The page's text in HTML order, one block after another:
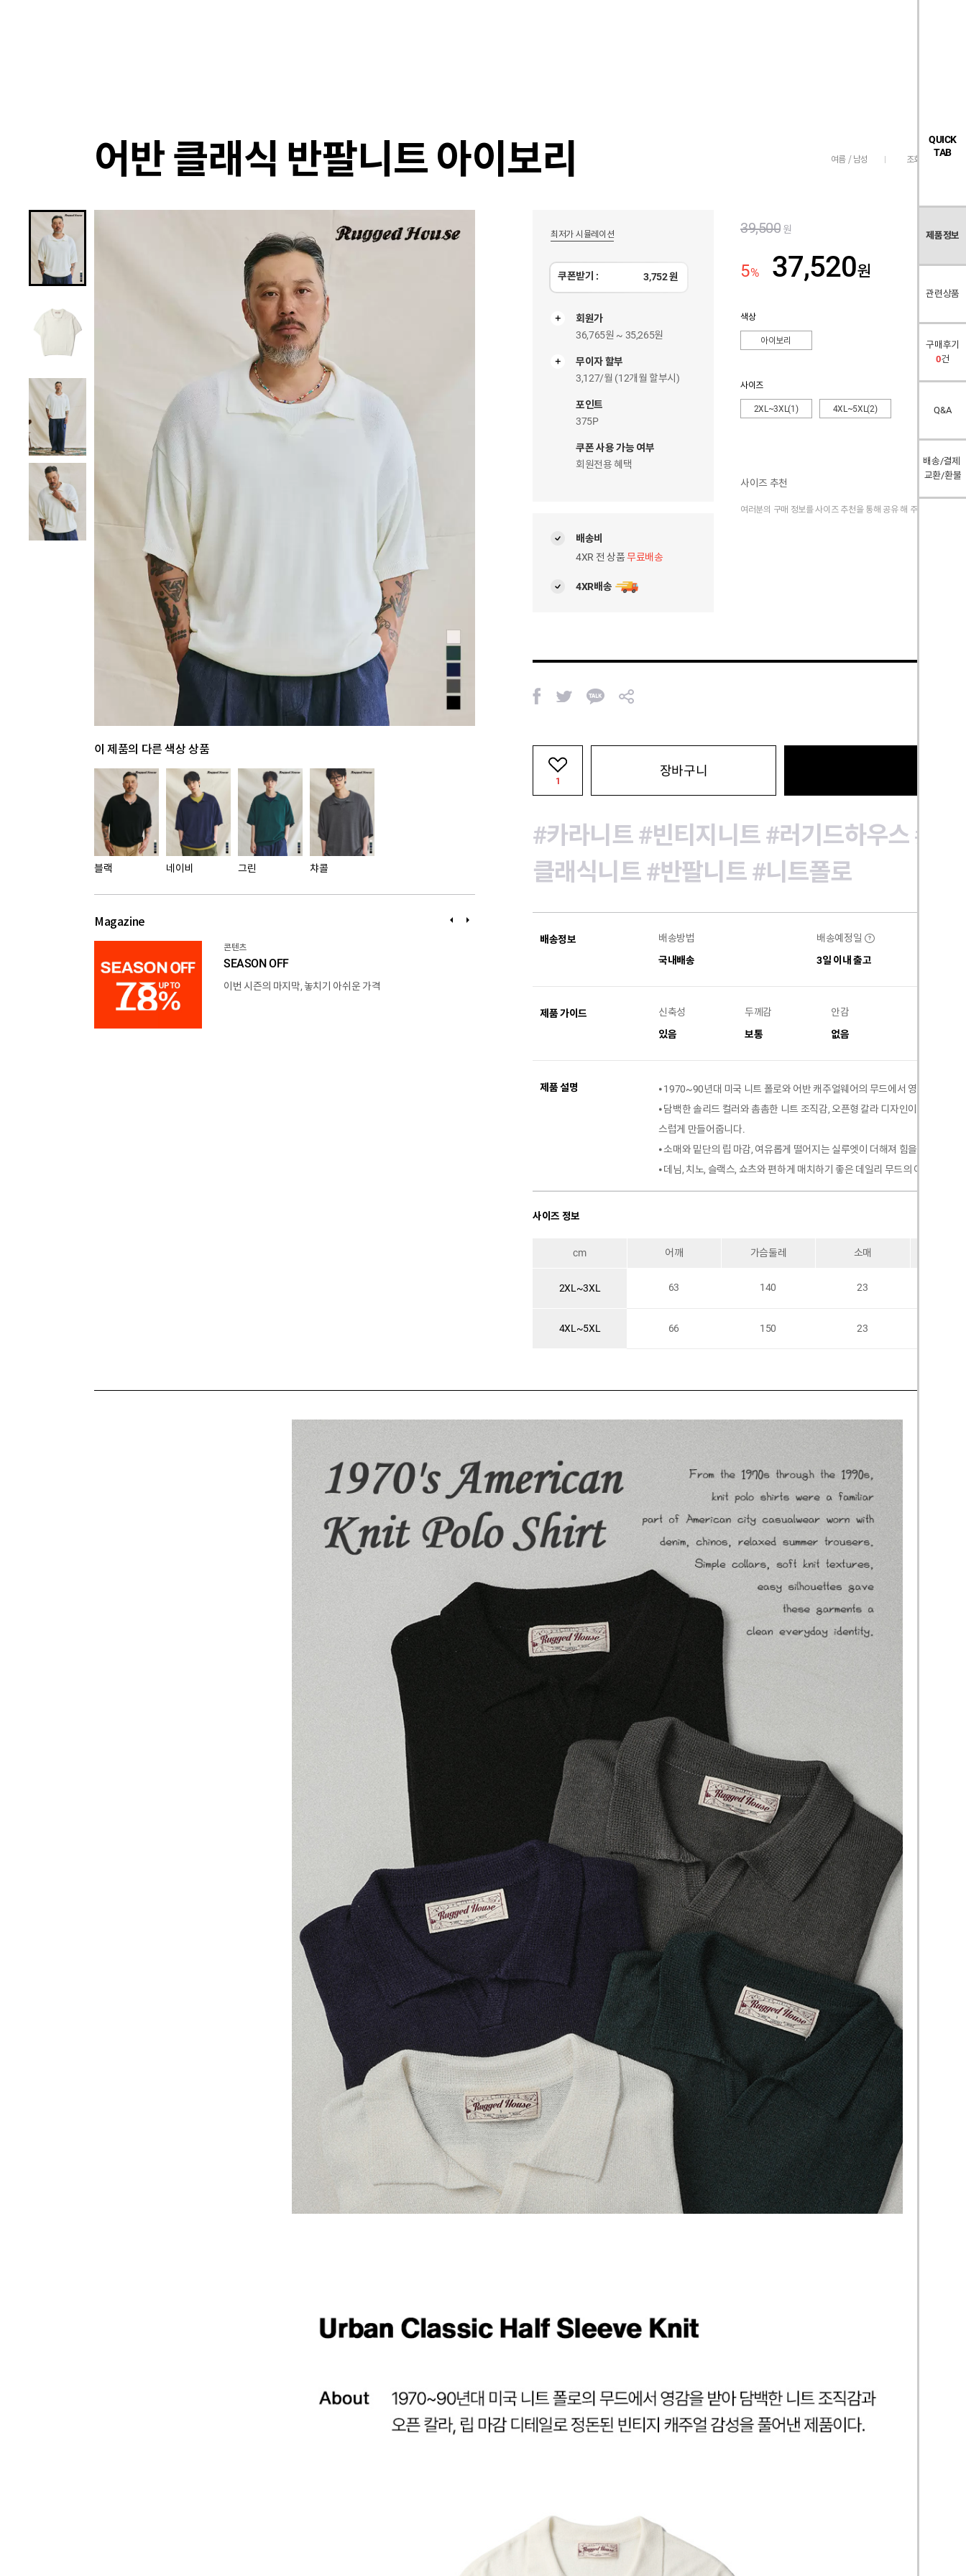
QUICK
TAB
제품정보
관련상품
구매후기
0건
Q&A
배송/결제
교환/환불
어반 클래식 반팔니트 아이보리 여름 / 남성 조회수 526
이 제품의 다른 색상 상품
블랙 네이비 그린 챠콜
Magazine
콘텐츠
SEASON OFF
이번 시즌의 마지막, 놓치기 아쉬운 가격
이
다
최저가 시뮬레이션
쿠폰받기 : 3,752원
회원가
36,765원 ~ 35,265원
무
무이자 할부
3,127/월 (12개월 할부시)
포인트
375P
쿠폰 사용 가능 여부
회원전용 혜택
배송비
4XR 전 상품무료배송
4XR배송
39,500 원
5% 37,520원
색상
아이보리
사이즈
2XL~3XL(1) 4XL~5XL(2)
사이즈 추천
여러분의 구매 정보를 사이즈 추천을 통해 공유 해 주세요.
페
이
트
위
카
카
공
유
장바구니
1
#카라니트 #빈티지니트 #러기드하우스 #데
클래식니트 #반팔니트 #니트폴로
배송정보
배송방법
국내배송
배송예정일 ?
3일 이내 출고
제품 가이드
신축성
있음
두께감
보통
안감
없음
제품 설명
⦁ 1970~90년대 미국 니트 폴로와 어반 캐주얼웨어의 무드에서 영감을 받은
⦁ 담백한 솔리드 컬러와 촘촘한 니트 조직감, 오픈형 칼라 디자인이 어우러져
스럽게 만들어줍니다.
⦁ 소매와 밑단의 립 마감, 여유롭게 떨어지는 실루엣이 더해져 힘을 뺀 듯한
⦁ 데님, 치노, 슬랙스, 쇼츠와 편하게 매치하기 좋은 데일리 무드의 어반클래식
사이즈 정보
cm 어깨 가슴둘레 소매
2XL~3XL 63 140 23
4XL~5XL 66 150 23